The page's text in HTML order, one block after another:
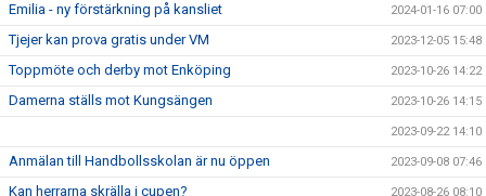
Emilia - ny förstärkning på kansliet 2024-01-16 07:00
Tjejer kan prova gratis under VM 2023-12-05 15:48
Toppmöte och derby mot Enköping 2023-10-26 14:22
Damerna ställs mot Kungsängen 2023-10-26 14:15
2023-09-22 14:10
Anmälan till Handbollsskolan är nu öppen 2023-09-08 07:46
Kan herrarna skrälla i cupen? 2023-08-26 08:10